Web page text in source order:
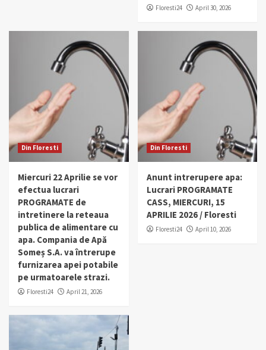
Floresti24 April 30, 2026
Din Floresti
Miercuri 22 Aprilie se vor
efectua lucrari
PROGRAMATE de
intretinere la reteaua
publica de alimentare cu
apa. Compania de Apă
Someș S.A. va întrerupe
furnizarea apei potabile
pe urmatoarele strazi.
Floresti24 April 21, 2026
Din Floresti
Anunt intrerupere apa:
Lucrari PROGRAMATE
CASS, MIERCURI, 15
APRILIE 2026 / Floresti
Floresti24 April 10, 2026